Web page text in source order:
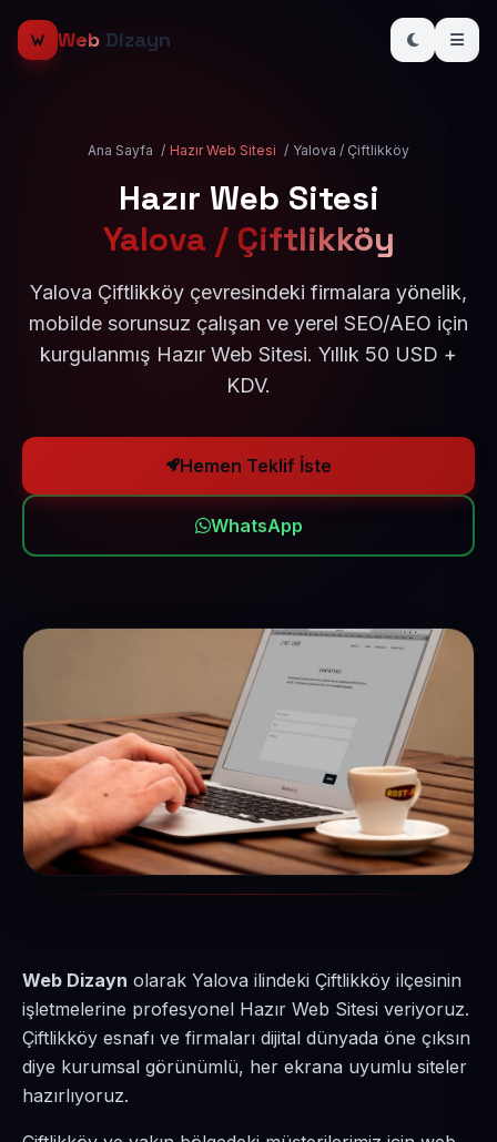
Web Dizayn
Ana Sayfa / Hazır Web Sitesi / Yalova / Çiftlikköy
Hazır Web Sitesi
Yalova / Çiftlikköy
Yalova Çiftlikköy çevresindeki firmalara yönelik,
mobilde sorunsuz çalışan ve yerel SEO/AEO için
kurgulanmış Hazır Web Sitesi. Yıllık 50 USD +
KDV.
Hemen Teklif İste
WhatsApp
Web Dizayn olarak Yalova ilindeki Çiftlikköy ilçesinin
işletmelerine profesyonel Hazır Web Sitesi veriyoruz.
Çiftlikköy esnafı ve firmaları dijital dünyada öne çıksın
diye kurumsal görünümlü, her ekrana uyumlu siteler
hazırlıyoruz.